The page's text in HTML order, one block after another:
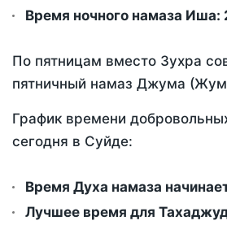
Время ночного намаза Иша:
По пятницам вместо Зухра
пятничный намаз Джума
График времени
сегодня в Суйде:
Время Духа намаза
Лучшее время для